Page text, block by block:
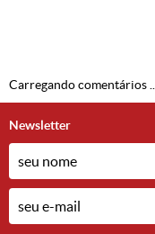
Carregando comentários ...
Newsletter